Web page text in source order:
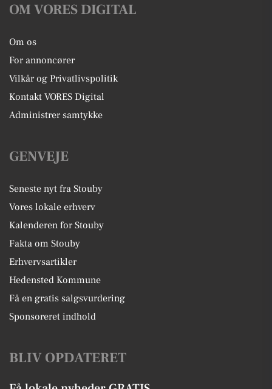
OM VORES DIGITAL
Om os
For annoncører
Vilkår og Privatlivspolitik
Kontakt VORES Digital
Administrer samtykke
GENVEJE
Seneste nyt fra Stouby
Vores lokale erhverv
Kalenderen for Stouby
Fakta om Stouby
Erhvervsartikler
Hedensted Kommune
Få en gratis salgsvurdering
Sponsoreret indhold
BLIV OPDATERET